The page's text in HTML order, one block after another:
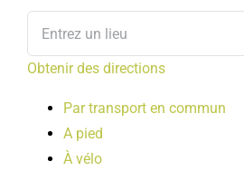
Obtenir des directions
Par transport en commun
A pied
À vélo